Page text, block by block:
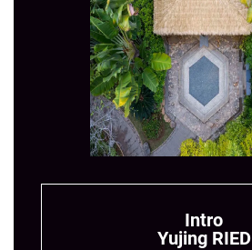
Intro
Yujing RIED